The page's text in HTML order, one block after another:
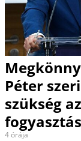
Péter
szükség
4 órája